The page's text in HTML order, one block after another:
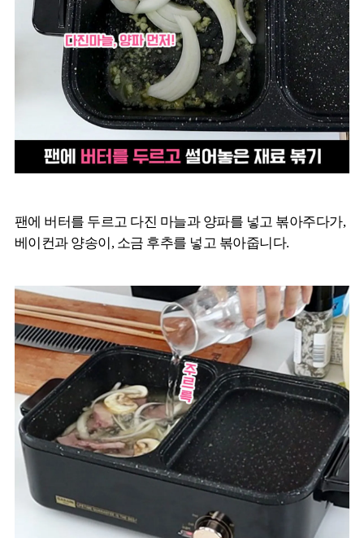
팬에 버터를 두르고 다진 마늘과 양파를 넣고 볶아주다가,
베이컨과 양송이, 소금 후추를 넣고 볶아줍니다.